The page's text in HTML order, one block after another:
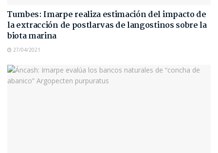
Tumbes: Imarpe realiza estimación del impacto de
la extracción de postlarvas de langostinos sobre la
biota marina
27/04/2021